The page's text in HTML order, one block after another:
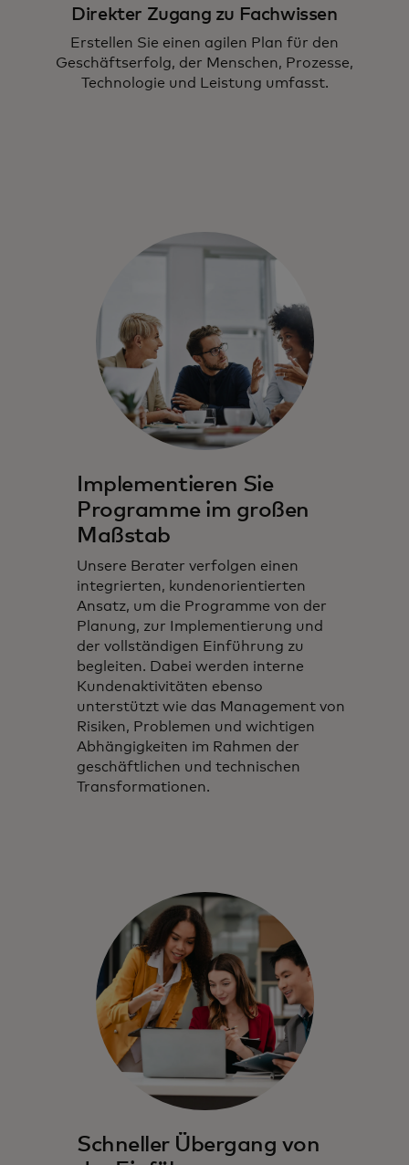
Direkter Zugang zu Fachwissen
Erstellen Sie einen agilen Plan für den
Geschäftserfolg, der Menschen, Prozesse,
Technologie und Leistung umfasst.
Implementieren Sie
Programme im großen
Maßstab
Unsere Berater verfolgen einen
integrierten, kundenorientierten
Ansatz, um die Programme von der
Planung, zur Implementierung und
der vollständigen Einführung zu
begleiten. Dabei werden interne
Kundenaktivitäten ebenso
unterstützt wie das Management von
Risiken, Problemen und wichtigen
Abhängigkeiten im Rahmen der
geschäftlichen und technischen
Transformationen.
Schneller Übergang von